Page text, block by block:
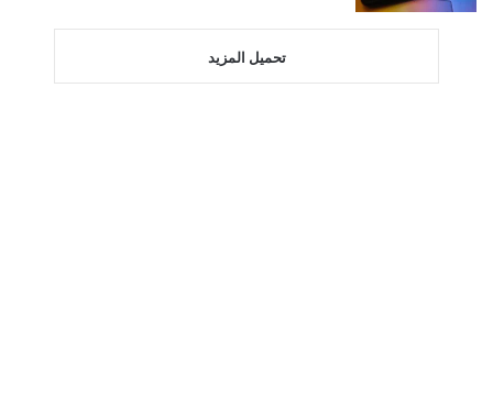
تحميل المزيد